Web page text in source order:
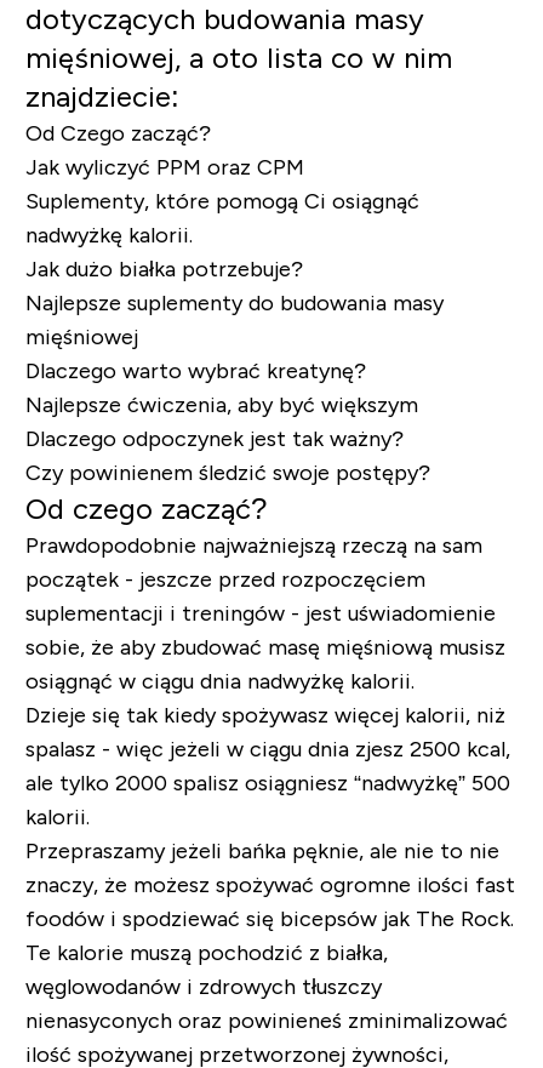
dotyczących budowania masy
mięśniowej, a oto lista co w nim
znajdziecie:
Od Czego zacząć?
Jak wyliczyć PPM oraz CPM
Suplementy, które pomogą Ci osiągnąć
nadwyżkę kalorii.
Jak dużo białka potrzebuje?
Najlepsze suplementy do budowania masy
mięśniowej
Dlaczego warto wybrać kreatynę?
Najlepsze ćwiczenia, aby być większym
Dlaczego odpoczynek jest tak ważny?
Czy powinienem śledzić swoje postępy?
Od czego zacząć?
Prawdopodobnie najważniejszą rzeczą na sam
początek - jeszcze przed rozpoczęciem
suplementacji i treningów - jest uświadomienie
sobie, że aby zbudować masę mięśniową musisz
osiągnąć w ciągu dnia nadwyżkę kalorii.
Dzieje się tak kiedy spożywasz więcej kalorii, niż
spalasz - więc jeżeli w ciągu dnia zjesz 2500 kcal,
ale tylko 2000 spalisz osiągniesz “nadwyżkę” 500
kalorii.
Przepraszamy jeżeli bańka pęknie, ale nie to nie
znaczy, że możesz spożywać ogromne ilości fast
foodów i spodziewać się bicepsów jak The Rock.
Te kalorie muszą pochodzić z białka,
węglowodanów i zdrowych tłuszczy
nienasyconych oraz powinieneś zminimalizować
ilość spożywanej przetworzonej żywności,